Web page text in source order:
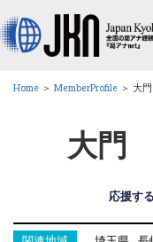
Home ＞ MemberProfile ＞ 大
大門
応援する